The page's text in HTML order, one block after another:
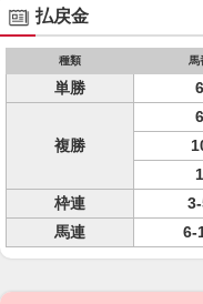
払戻金
種類 馬
単勝 6
複勝
6
1
枠連
馬連
6-